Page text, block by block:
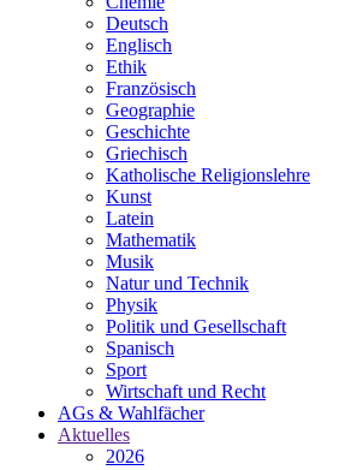
Deutsch
Englisch
Ethik
Französisch
Geographie
Geschichte
Griechisch
Katholische Religionslehre
Kunst
Latein
Mathematik
Musik
Natur und Technik
Physik
Politik und Gesellschaft
Spanisch
Sport
Wirtschaft und Recht
AGs & Wahlfächer
Aktuelles
2026